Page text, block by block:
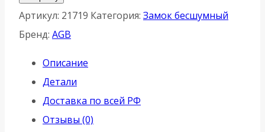
Защелка
врезная
(АГБ)
WC
B01102.50.23
MEDIANA
Артикул: 21719 Категория: Замок бесшумный
Бренд: AGB
Описание
Детали
Доставка по всей РФ
Отзывы (0)